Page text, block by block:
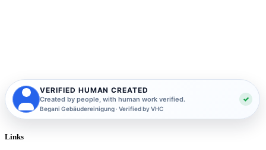
VERIFIED HUMAN CREATED
Created by people, with human work verified.
Begani Gebäudereinigung · Verified by VHC
✓
Links